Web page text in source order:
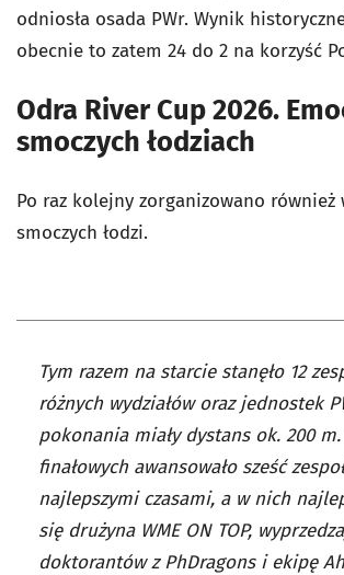
odniosła osada PWr. Wynik
obecnie to zatem 24 do 2 na korzyść
Odra River Cup 2026.
smoczych łodziach
Po raz kolejny zorganizowano również
smoczych łodzi.
Tym razem na starcie stanęło 12
różnych wydziałów oraz jednostek
pokonania miały dystans ok. 200
finałowych awansowało sześć
najlepszymi czasami, a w nich
się drużyna WME ON TOP,
doktorantów z PhDragons i ekipę